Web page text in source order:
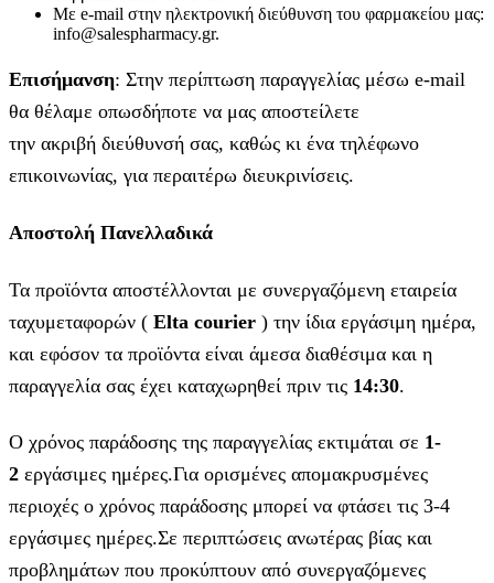
Με e-mail στην ηλεκτρονική διεύθυνση του φαρμακείου μας:
info@salespharmacy.gr.
Επισήμανση: Στην περίπτωση παραγγελίας μέσω e-mail
θα θέλαμε οπωσδήποτε να μας αποστείλετε
την ακριβή διεύθυνσή σας, καθώς κι ένα τηλέφωνο
επικοινωνίας, για περαιτέρω διευκρινίσεις.
Αποστολή Πανελλαδικά
Τα προϊόντα αποστέλλονται με συνεργαζόμενη εταιρεία
ταχυμεταφορών ( Elta courier ) την ίδια εργάσιμη ημέρα,
και εφόσον τα προϊόντα είναι άμεσα διαθέσιμα και η
παραγγελία σας έχει καταχωρηθεί πριν τις 14:30.
Ο χρόνος παράδοσης της παραγγελίας εκτιμάται σε 1-
2 εργάσιμες ημέρες.Για ορισμένες απομακρυσμένες
περιοχές ο χρόνος παράδοσης μπορεί να φτάσει τις 3-4
εργάσιμες ημέρες.Σε περιπτώσεις ανωτέρας βίας και
προβλημάτων που προκύπτουν από συνεργαζόμενες